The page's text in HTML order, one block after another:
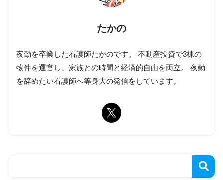
たかの
夜勤を卒業した看護師たかのです。 不動産投資で3棟の
物件を運営し、家族との時間と経済的自由を両立。 夜勤
を辞めたい看護師へ等身大の発信をしています。